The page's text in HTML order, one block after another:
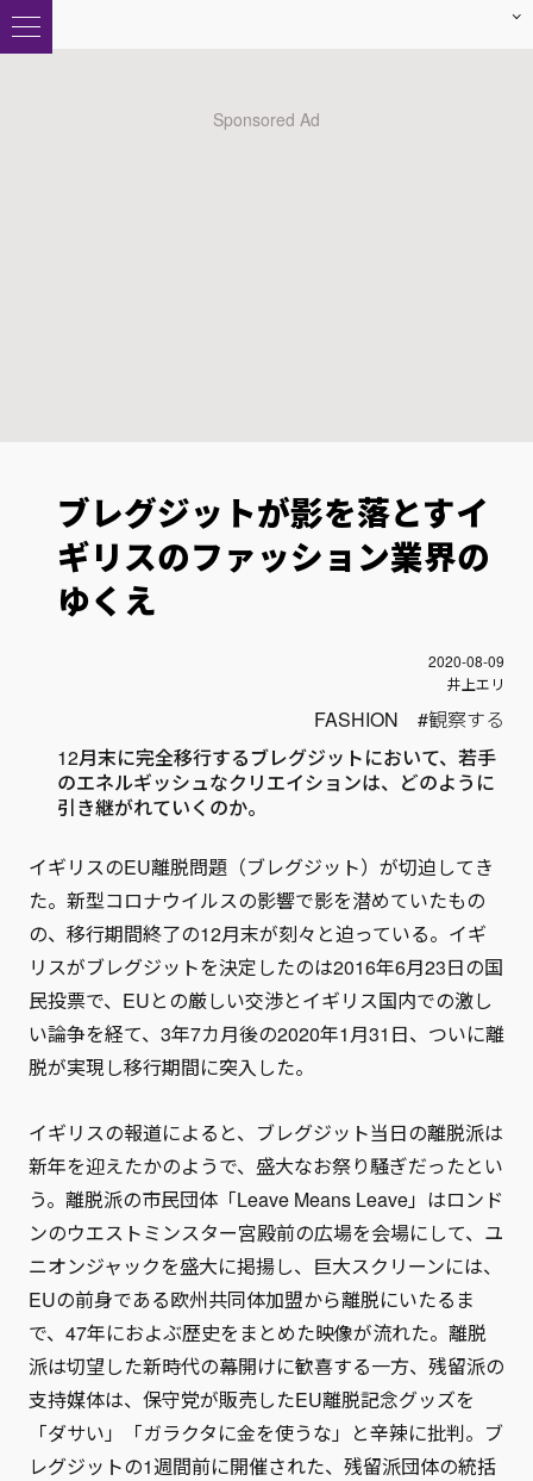
ブレグジットが影を落とすイ
ギリスのファッション業界の
ゆくえ
投稿日
2020-08-09
Author
井上エリ
FASHION
観察する
12月末に完全移行するブレグジットにおいて、若手
のエネルギッシュなクリエイションは、どのように
引き継がれていくのか。
イギリスのEU離脱問題（ブレグジット）が切迫してき
た。新型コロナウイルスの影響で影を潜めていたもの
の、移行期間終了の12月末が刻々と迫っている。イギ
リスがブレグジットを決定したのは2016年6月23日の国
民投票で、EUとの厳しい交渉とイギリス国内での激し
い論争を経て、3年7カ月後の2020年1月31日、ついに離
脱が実現し移行期間に突入した。
イギリスの報道によると、ブレグジット当日の離脱派は
新年を迎えたかのようで、盛大なお祭り騒ぎだったとい
う。離脱派の市民団体「Leave Means Leave」はロンド
ンのウエストミンスター宮殿前の広場を会場にして、ユ
ニオンジャックを盛大に掲揚し、巨大スクリーンには、
EUの前身である欧州共同体加盟から離脱にいたるま
で、47年におよぶ歴史をまとめた映像が流れた。離脱
派は切望した新時代の幕開けに歓喜する一方、残留派の
支持媒体は、保守党が販売したEU離脱記念グッズを
「ダサい」「ガラクタに金を使うな」と辛辣に批判。ブ
レグジットの1週間前に開催された、残留派団体の統括